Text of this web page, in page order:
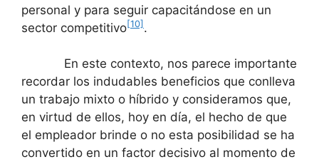
personal y para seguir capacitándose en un
sector competitivo[10] .
En este contexto, nos parece importante
recordar los indudables beneficios que conlleva
un trabajo mixto o híbrido y consideramos que,
en virtud de ellos, hoy en día, el hecho de que
el empleador brinde o no esta posibilidad se ha
convertido en un factor decisivo al momento de